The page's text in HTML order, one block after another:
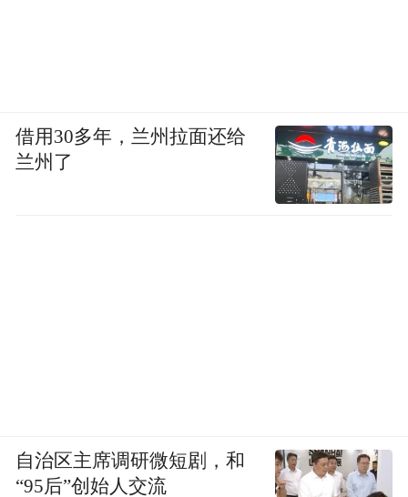
借用30多年，兰州拉面还给
兰州了
自治区主席调研微短剧，和
“95后”创始人交流